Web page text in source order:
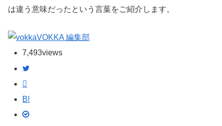
は違う意味だったという言葉をご紹介します。
VOKKA 編集部
7,493views
B!